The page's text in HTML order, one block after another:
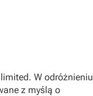
W odróżnieniu
z myślą o